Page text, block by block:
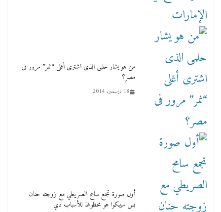
من هو يشار حلمى الذى اشترى أغلى “نمر” مرور فى
مصر؟
18 ديسمبر، 2014
أول صورة تجمع سامح الصريطي مع زوجته حنان
بس سيبكوا هو محظوظ للأسباب دي